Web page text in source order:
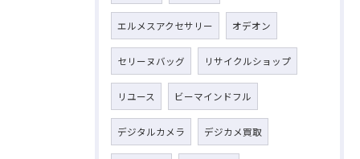
エルメスアクセサリー オデオン
セリーヌバッグ リサイクルショップ
リユース ビーマインドフル
デジタルカメラ デジカメ買取